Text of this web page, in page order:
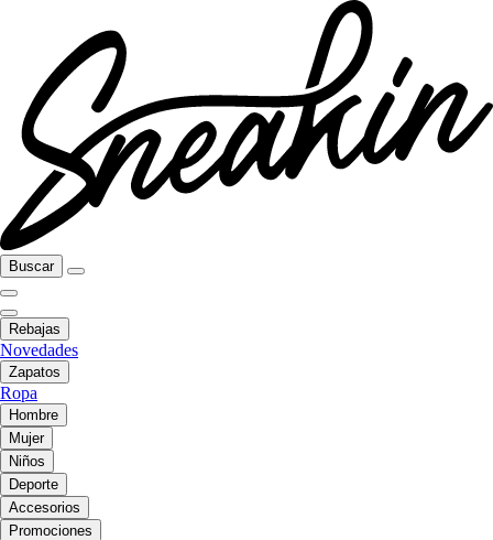
Buscar
Rebajas
Novedades
Zapatos
Ropa
Hombre
Mujer
Niños
Deporte
Accesorios
Promociones